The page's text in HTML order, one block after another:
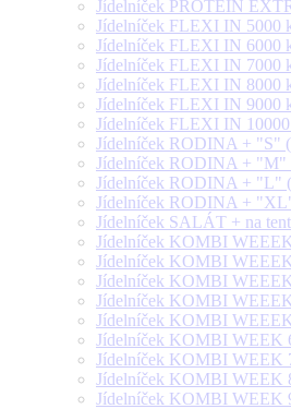
Jídelníček PROTEIN
Jídelníček FLEXI IN 5000
Jídelníček FLEXI IN 6000
Jídelníček FLEXI IN 7000
Jídelníček FLEXI IN 8000
Jídelníček FLEXI IN 9000
Jídelníček FLEXI IN 10000
Jídelníček RODINA + "S"
Jídelníček RODINA + "M"
Jídelníček RODINA + "L"
Jídelníček RODINA +
Jídelníček SALÁT + na
Jídelníček KOMBI
Jídelníček KOMBI
Jídelníček KOMBI
Jídelníček KOMBI
Jídelníček KOMBI
Jídelníček KOMBI WEEK
Jídelníček KOMBI WEEK
Jídelníček KOMBI WEEK
Jídelníček KOMBI WEEK